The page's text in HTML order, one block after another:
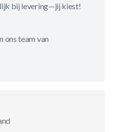
bij levering—jij kiest!
ons team van